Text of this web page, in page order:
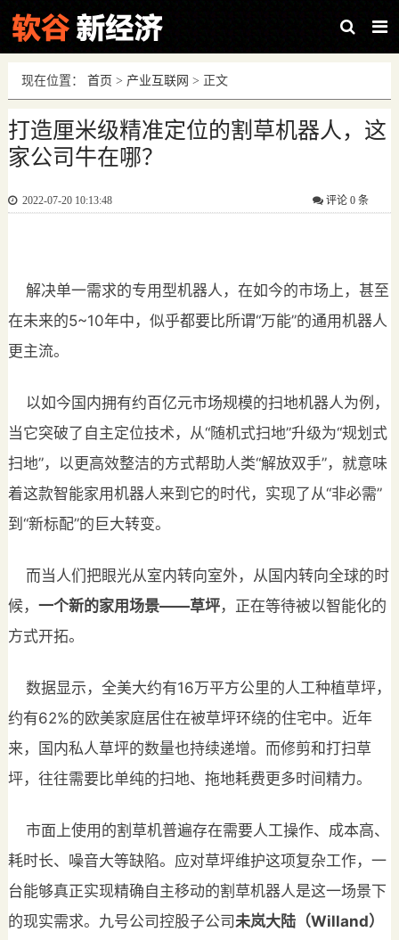
现在位置： 首页 > 产业互联网 > 正文
打造厘米级精准定位的割草机器人，这
家公司牛在哪？
2022-07-20 10:13:48 评论0 条
解决单一需求的专用型机器人，在如今的市场上，甚至
在未来的5~10年中，似乎都要比所谓“万能”的通用机器人
更主流。
以如今国内拥有约百亿元市场规模的扫地机器人为例，
当它突破了自主定位技术，从“随机式扫地”升级为“规划式
扫地”，以更高效整洁的方式帮助人类“解放双手”，就意味
着这款智能家用机器人来到它的时代，实现了从“非必需”
到“新标配”的巨大转变。
而当人们把眼光从室内转向室外，从国内转向全球的时
候， 一个新的家用场景——草坪，正在等待被以智能化的
方式开拓。
数据显示，全美大约有16万平方公里的人工种植草坪，
约有62%的欧美家庭居住在被草坪环绕的住宅中。近年
来，国内私人草坪的数量也持续递增。而修剪和打扫草
坪，往往需要比单纯的扫地、拖地耗费更多时间精力。
市面上使用的割草机普遍存在需要人工操作、成本高、
耗时长、噪音大等缺陷。应对草坪维护这项复杂工作，一
台能够真正实现精确自主移动的割草机器人是这一场景下
的现实需求。九号公司控股子公司未岚大陆（Willand）